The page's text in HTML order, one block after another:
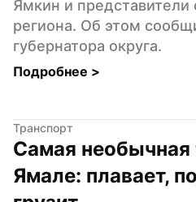
Ямкин и представители
региона. Об этом
губернатора округа.
Подробнее >
Транспорт
Самая необычная
Ямале: плавает,